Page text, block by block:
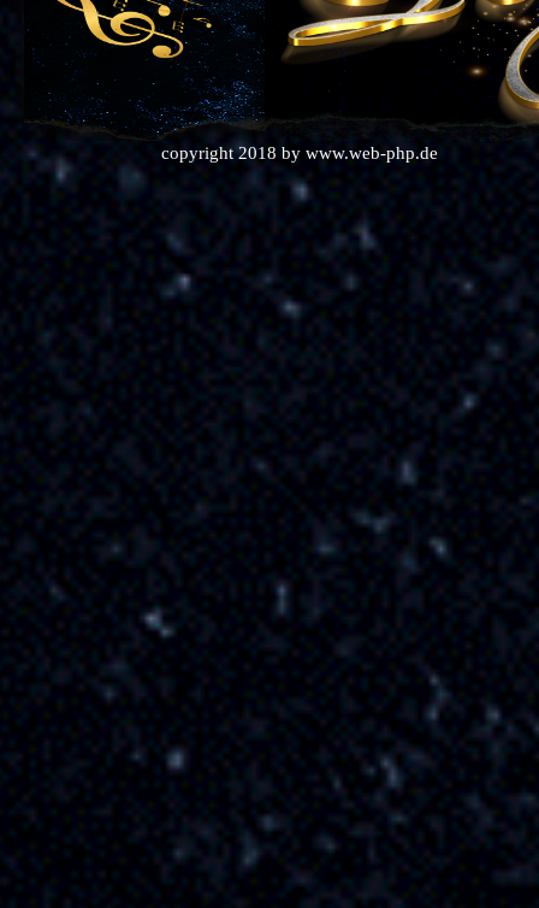
copyright 2018 by www.web-php.de